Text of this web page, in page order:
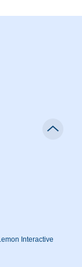
Interactive